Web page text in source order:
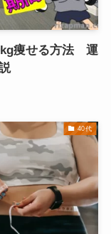
痩せる方法 運
40代